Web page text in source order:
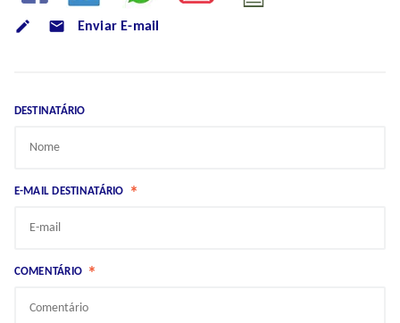
mode_email Enviar E-mail
DESTINATÁRIO
E-MAIL DESTINATÁRIO *
COMENTÁRIO *